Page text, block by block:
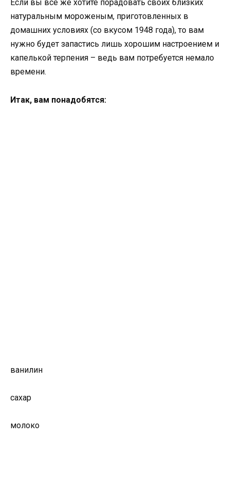
Если вы все же хотите порадовать своих близких
натуральным мороженым, приготовленных в
домашних условиях (со вкусом 1948 года), то вам
нужно будет запастись лишь хорошим настроением и
капелькой терпения – ведь вам потребуется немало
времени.
Итак, вам понадобятся:
ванилин
сахар
молоко